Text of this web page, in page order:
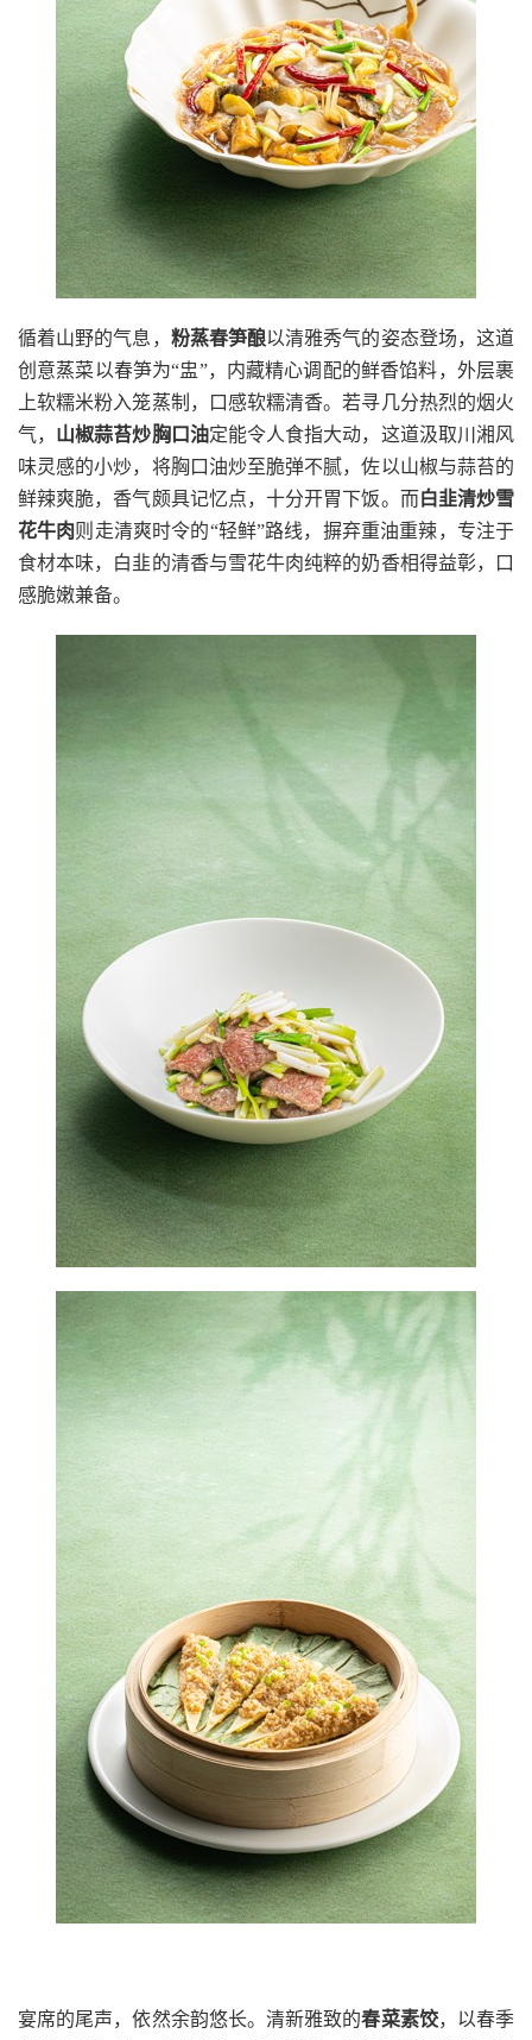
循着山野的气息， 粉蒸春笋酿以清雅秀气的姿态登场，这道
创意蒸菜以春笋为“盅”，内藏精心调配的鲜香馅料，外层裹
上软糯米粉入笼蒸制，口感软糯清香。若寻几分热烈的烟火
气， 山椒蒜苔炒胸口油定能令人食指大动，这道汲取川湘风
味灵感的小炒，将胸口油炒至脆弹不腻，佐以山椒与蒜苔的
鲜辣爽脆，香气颇具记忆点，十分开胃下饭。而白韭清炒雪
花牛肉则走清爽时令的“轻鲜”路线，摒弃重油重辣，专注于
食材本味，白韭的清香与雪花牛肉纯粹的奶香相得益彰，口
感脆嫩兼备。
宴席的尾声，依然余韵悠长。清新雅致的春菜素饺，以春季